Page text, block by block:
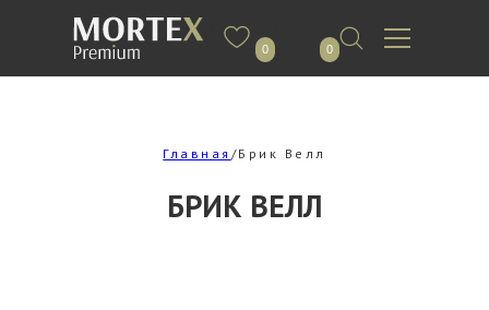
0 0
Главная /Брик Велл
БРИК ВЕЛЛ